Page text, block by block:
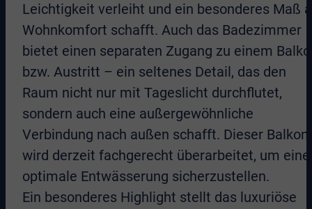
Leichtigkeit verleiht und ein besonderes Maß
Wohnkomfort schafft. Auch das Badezimmer
bietet einen separaten Zugang zu einem
bzw. Austritt – ein seltenes Detail, das den
Raum nicht nur mit Tageslicht durchflutet,
sondern auch eine außergewöhnliche
Verbindung nach außen schafft. Dieser Balkon
wird derzeit fachgerecht überarbeitet, um eine
optimale Entwässerung sicherzustellen.
Ein besonderes Highlight stellt das luxuriöse